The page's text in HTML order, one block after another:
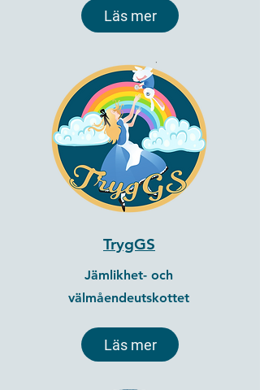
Läs mer
TrygGS
Jämlikhet- och
välmåendeutskottet
Läs mer